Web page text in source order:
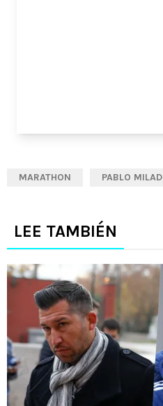
MARATHON PABLO MILAD
LEE TAMBIÉN